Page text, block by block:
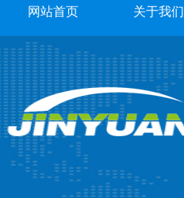
网站首页 关于我们